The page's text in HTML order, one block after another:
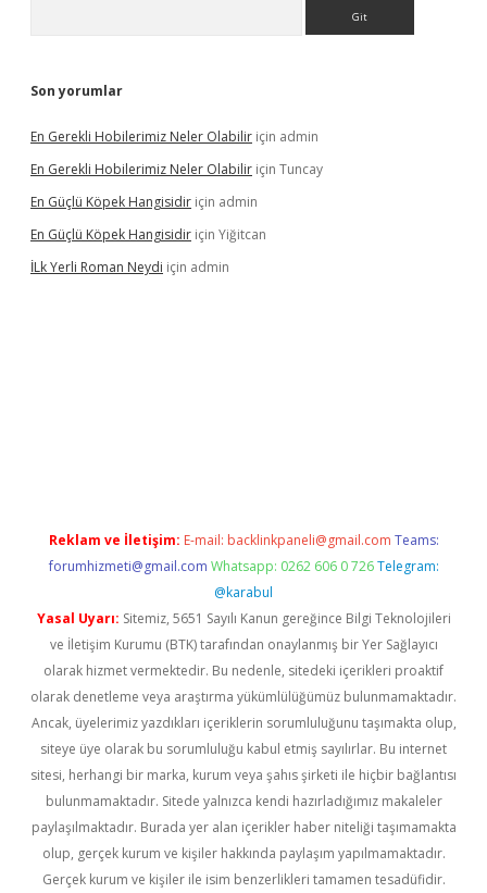
Son yorumlar
En Gerekli Hobilerimiz Neler Olabilir için admin
En Gerekli Hobilerimiz Neler Olabilir için Tuncay
En Güçlü Köpek Hangisidir için admin
En Güçlü Köpek Hangisidir için Yiğitcan
İLk Yerli Roman Neydi için admin
Reklam ve İletişim: E-mail: backlinkpaneli@gmail.com Teams:
forumhizmeti@gmail.com Whatsapp: 0262 606 0 726 Telegram:
@karabul
Yasal Uyarı: Sitemiz, 5651 Sayılı Kanun gereğince Bilgi Teknolojileri
ve İletişim Kurumu (BTK) tarafından onaylanmış bir Yer Sağlayıcı
olarak hizmet vermektedir. Bu nedenle, sitedeki içerikleri proaktif
olarak denetleme veya araştırma yükümlülüğümüz bulunmamaktadır.
Ancak, üyelerimiz yazdıkları içeriklerin sorumluluğunu taşımakta olup,
siteye üye olarak bu sorumluluğu kabul etmiş sayılırlar. Bu internet
sitesi, herhangi bir marka, kurum veya şahıs şirketi ile hiçbir bağlantısı
bulunmamaktadır. Sitede yalnızca kendi hazırladığımız makaleler
paylaşılmaktadır. Burada yer alan içerikler haber niteliği taşımamakta
olup, gerçek kurum ve kişiler hakkında paylaşım yapılmamaktadır.
Gerçek kurum ve kişiler ile isim benzerlikleri tamamen tesadüfidir.